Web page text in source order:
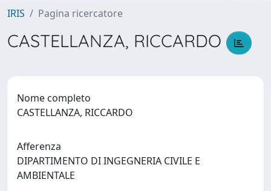
IRIS Pagina ricercatore
CASTELLANZA, RICCARDO
Nome completo
CASTELLANZA, RICCARDO
Afferenza
DIPARTIMENTO DI INGEGNERIA CIVILE E
AMBIENTALE